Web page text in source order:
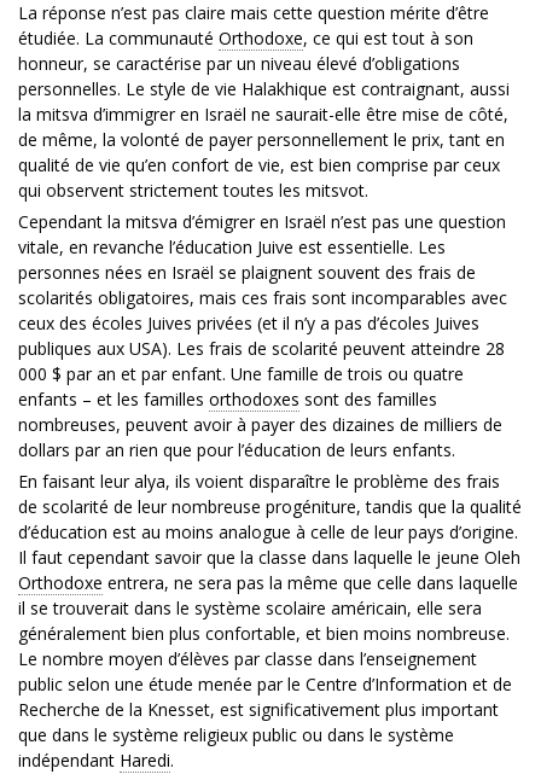
La réponse n’est pas claire mais cette question mérite d’être
étudiée. La communauté Orthodoxe, ce qui est tout à son
honneur, se caractérise par un niveau élevé d’obligations
personnelles. Le style de vie Halakhique est contraignant, aussi
la mitsva d’immigrer en Israël ne saurait-elle être mise de côté,
de même, la volonté de payer personnellement le prix, tant en
qualité de vie qu’en confort de vie, est bien comprise par ceux
qui observent strictement toutes les mitsvot.
Cependant la mitsva d’émigrer en Israël n’est pas une question
vitale, en revanche l’éducation Juive est essentielle. Les
personnes nées en Israël se plaignent souvent des frais de
scolarités obligatoires, mais ces frais sont incomparables avec
ceux des écoles Juives privées (et il n’y a pas d’écoles Juives
publiques aux USA). Les frais de scolarité peuvent atteindre 28
000 $ par an et par enfant. Une famille de trois ou quatre
enfants – et les familles orthodoxes sont des familles
nombreuses, peuvent avoir à payer des dizaines de milliers de
dollars par an rien que pour l’éducation de leurs enfants.
En faisant leur alya, ils voient disparaître le problème des frais
de scolarité de leur nombreuse progéniture, tandis que la qualité
d’éducation est au moins analogue à celle de leur pays d’origine.
Il faut cependant savoir que la classe dans laquelle le jeune Oleh
Orthodoxe entrera, ne sera pas la même que celle dans laquelle
il se trouverait dans le système scolaire américain, elle sera
généralement bien plus confortable, et bien moins nombreuse.
Le nombre moyen d’élèves par classe dans l’enseignement
public selon une étude menée par le Centre d’Information et de
Recherche de la Knesset, est significativement plus important
que dans le système religieux public ou dans le système
indépendant Haredi.